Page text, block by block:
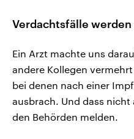
Verdachtsfälle werden
Ein Arzt machte uns
andere Kollegen
bei denen nach einer
ausbrach. Und dass nicht
den Behörden melden.